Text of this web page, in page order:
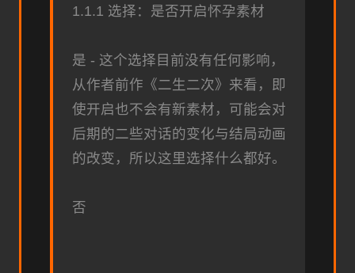
1.1.1 选择：是否开启怀孕素材
是 - 这个选择目前没有任何影响，
从作者前作《二生二次》来看，即
使开启也不会有新素材，可能会对
后期的二些对话的变化与结局动画
的改变，所以这里选择什么都好。
否